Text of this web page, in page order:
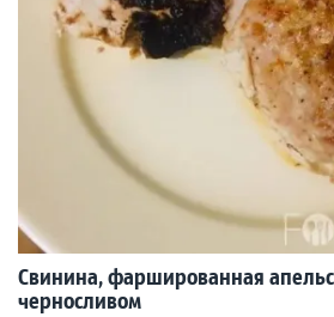
Свинина, фаршированная
черносливом